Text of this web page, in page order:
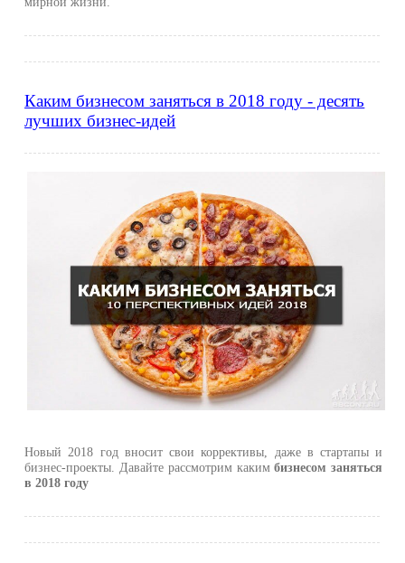
Каким бизнесом заняться в 2018 году - десять
лучших бизнес-идей
Новый 2018 год вносит свои коррективы, даже в стартапы и
бизнес-проекты. Давайте рассмотрим какимбизнесом заняться
в 2018 году